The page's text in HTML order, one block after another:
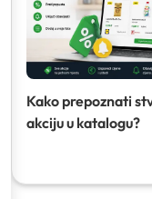
Kako prepoznati
akciju u katalogu?